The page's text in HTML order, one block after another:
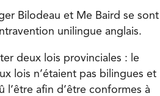
Bilodeau et Me Baird se sont
unilingue anglais.
deux lois provinciales : le
lois n’étaient pas bilingues et
l’être afin d’être conformes à